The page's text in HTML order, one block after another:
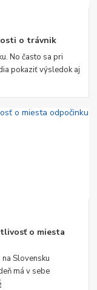
o trávnik
No často sa pri
pokaziť výsledok aj
o miesta
Slovensku
má v sebe